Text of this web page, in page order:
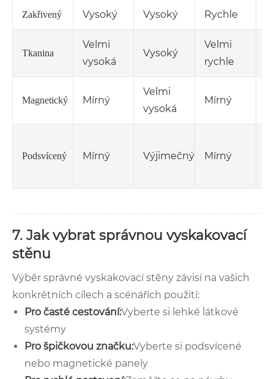
Zakřivený Vysoký Vysoký Rychle
Tkanina
Velmi
vysoká
Vysoký
Velmi
rychle
Magnetický Mírný
Velmi
vysoká
Mírný
Podsvícený Mírný Výjimečný Mírný
7. Jak vybrat správnou vyskakovací
stěnu
Výběr správné vyskakovací stěny závisí na vašich
konkrétních cílech a scénářích použití:
Pro časté cestování:Vyberte si lehké látkové
systémy
Pro špičkovou značku:Vyberte si podsvícené
nebo magnetické panely